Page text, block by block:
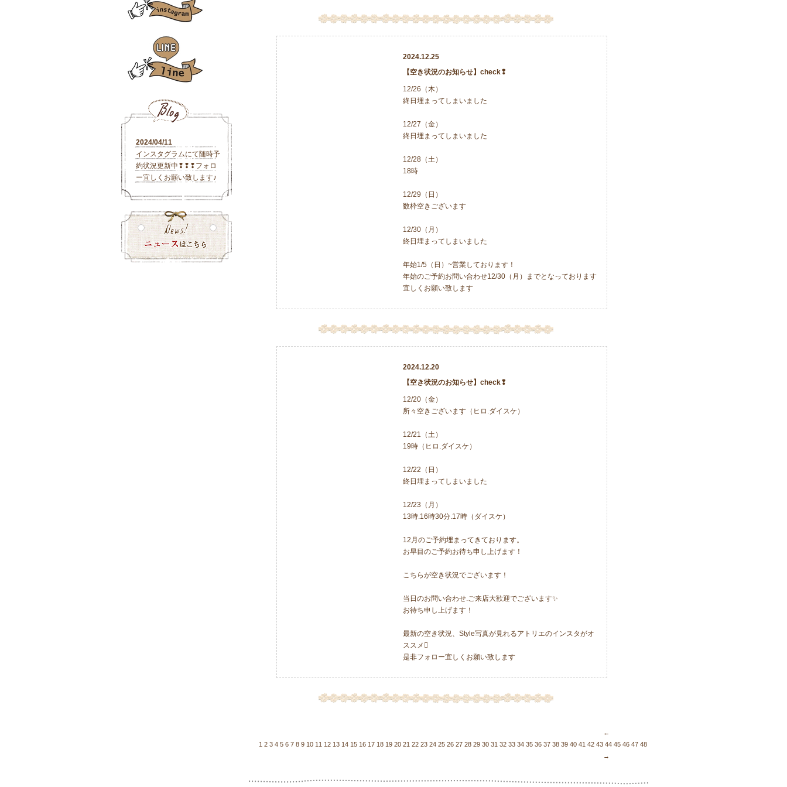
2024/04/11
インスタグラムにて随時予
約状況更新中❢❢❢フォロ
ー宜しくお願い致します♪
2024.12.25
【空き状況のお知らせ】check❢
12/26（木）
終日埋まってしまいました
12/27（金）
終日埋まってしまいました
12/28（土）
18時
12/29（日）
数枠空きございます
12/30（月）
終日埋まってしまいました
年始1/5（日）~営業しております！
年始のご予約お問い合わせ12/30（月）までとなっております
宜しくお願い致します
2024.12.20
【空き状況のお知らせ】check❢
12/20（金）
所々空きございます（ヒロ.ダイスケ）
12/21（土）
19時（ヒロ.ダイスケ）
12/22（日）
終日埋まってしまいました
12/23（月）
13時.16時30分.17時（ダイスケ）
12月のご予約埋まってきております。
お早目のご予約お待ち申し上げます！
こちらが空き状況でございます！
当日のお問い合わせ.ご来店大歓迎でございます✨
お待ち申し上げます！
最新の空き状況、Style写真が見れるアトリエのインスタがオ
ススメ
是非フォロー宜しくお願い致します
←
1 2 3 4 5 6 7 8 9 10 11 12 13 14 15 16 17 18 19 20 21 22 23 24 25 26 27 28 29 30 31 32 33 34 35 36 37 38 39 40 41 42 43 44 45 46 47 48
→